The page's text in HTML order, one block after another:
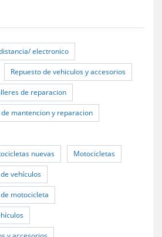
electronico
Repuesto de vehiculos y accesorios
de reparacion
mantencion y reparacion
nuevas Motocicletas
vehículos
motocicleta